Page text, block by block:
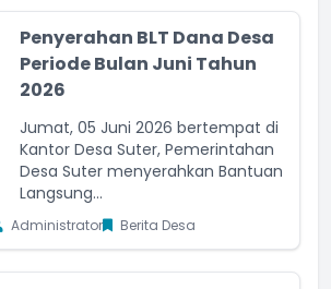
Penyerahan BLT Dana Desa
Periode Bulan Juni Tahun
2026
Jumat, 05 Juni 2026 bertempat di
Kantor Desa Suter, Pemerintahan
Desa Suter menyerahkan Bantuan
Langsung...
Administrator Berita Desa